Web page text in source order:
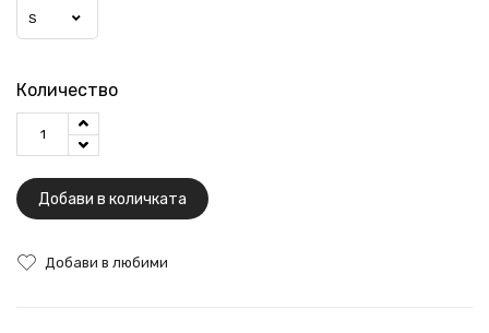
S
Количество
Добави в количката
Добави в любими